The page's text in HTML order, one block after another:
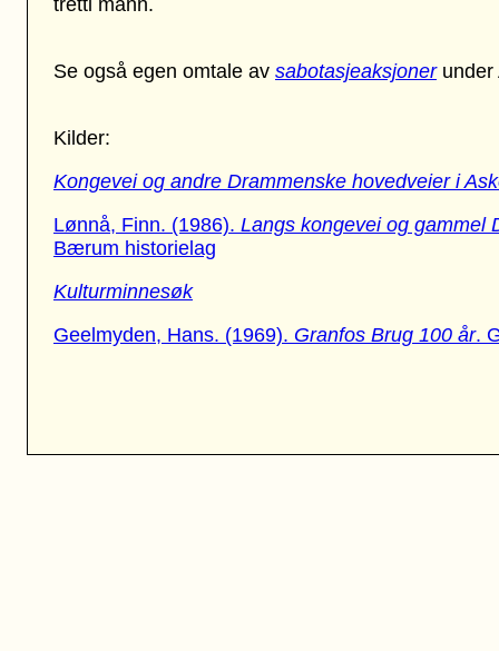
tretti mann.
Se også egen omtale av sabotasjeaksjonerunder
Kilder:
Kongevei og andre Drammenske hovedveier i
Lønnå, Finn. (1986). Langs kongevei og gammel
Bærum historielag
Kulturminnesøk
Geelmyden, Hans. (1969). Granfos Brug 100 år.